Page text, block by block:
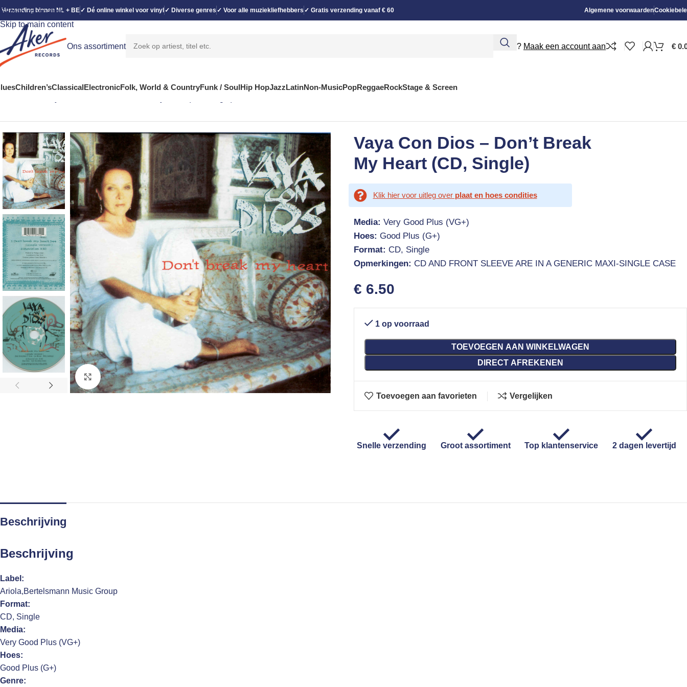
Skip to navigation
Skip to main content
binnen NL + BE✓ Dé online winkel voor vinyl ✓ Diverse genres ✓ Voor alle muziekliefhebbers ✓ Gratis verzending vanaf € 60 Algemene voorwaarden
Ons assortiment Nieuw? Maak een account aan €
Children’sClassicalElectronicFolk, World & CountryFunk / SoulHip HopJazzLatinNon-MusicPopReggaeRockStage & Screen
Click to enlarge
Vaya Con Dios – Don’t Break
My Heart (CD, Single)
Klik hier voor uitleg over plaat en hoes condities
Media: Very Good Plus (VG+)
Hoes: Good Plus (G+)
Format: CD, Single
Opmerkingen: CD AND FRONT SLEEVE ARE IN A GENERIC MAXI-SINGLE CASE
€ 6.50
1 op voorraad
TOEVOEGEN AAN WINKELWAGEN
DIRECT AFREKENEN
Toevoegen aan favorieten Vergelijken
Snelle verzending Groot assortiment Top klantenservice 2 dagen levertijd
Beschrijving
Beschrijving
Label:
Ariola,Bertelsmann Music Group
Format:
CD, Single
Media:
Very Good Plus (VG+)
Hoes:
Good Plus (G+)
Genre: